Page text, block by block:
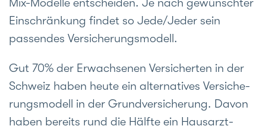
Ein­schränkung findet so Jede/Jeder sein
passendes Versicherungs­modell.
Gut 70% der Erwach­senen Ver­sicherten in der
Schweiz haben heute ein alter­natives Ver­siche­
rungs­modell in der Grund­ver­sicherung. Davon
haben bereits rund die Hälfte ein Haus­arzt­